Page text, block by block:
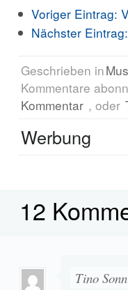
Voriger Eintrag:
Nächster Eintrag:
Geschrieben in
Kommentare
Kommentar , oder
Werbung
12
Tino Sonn